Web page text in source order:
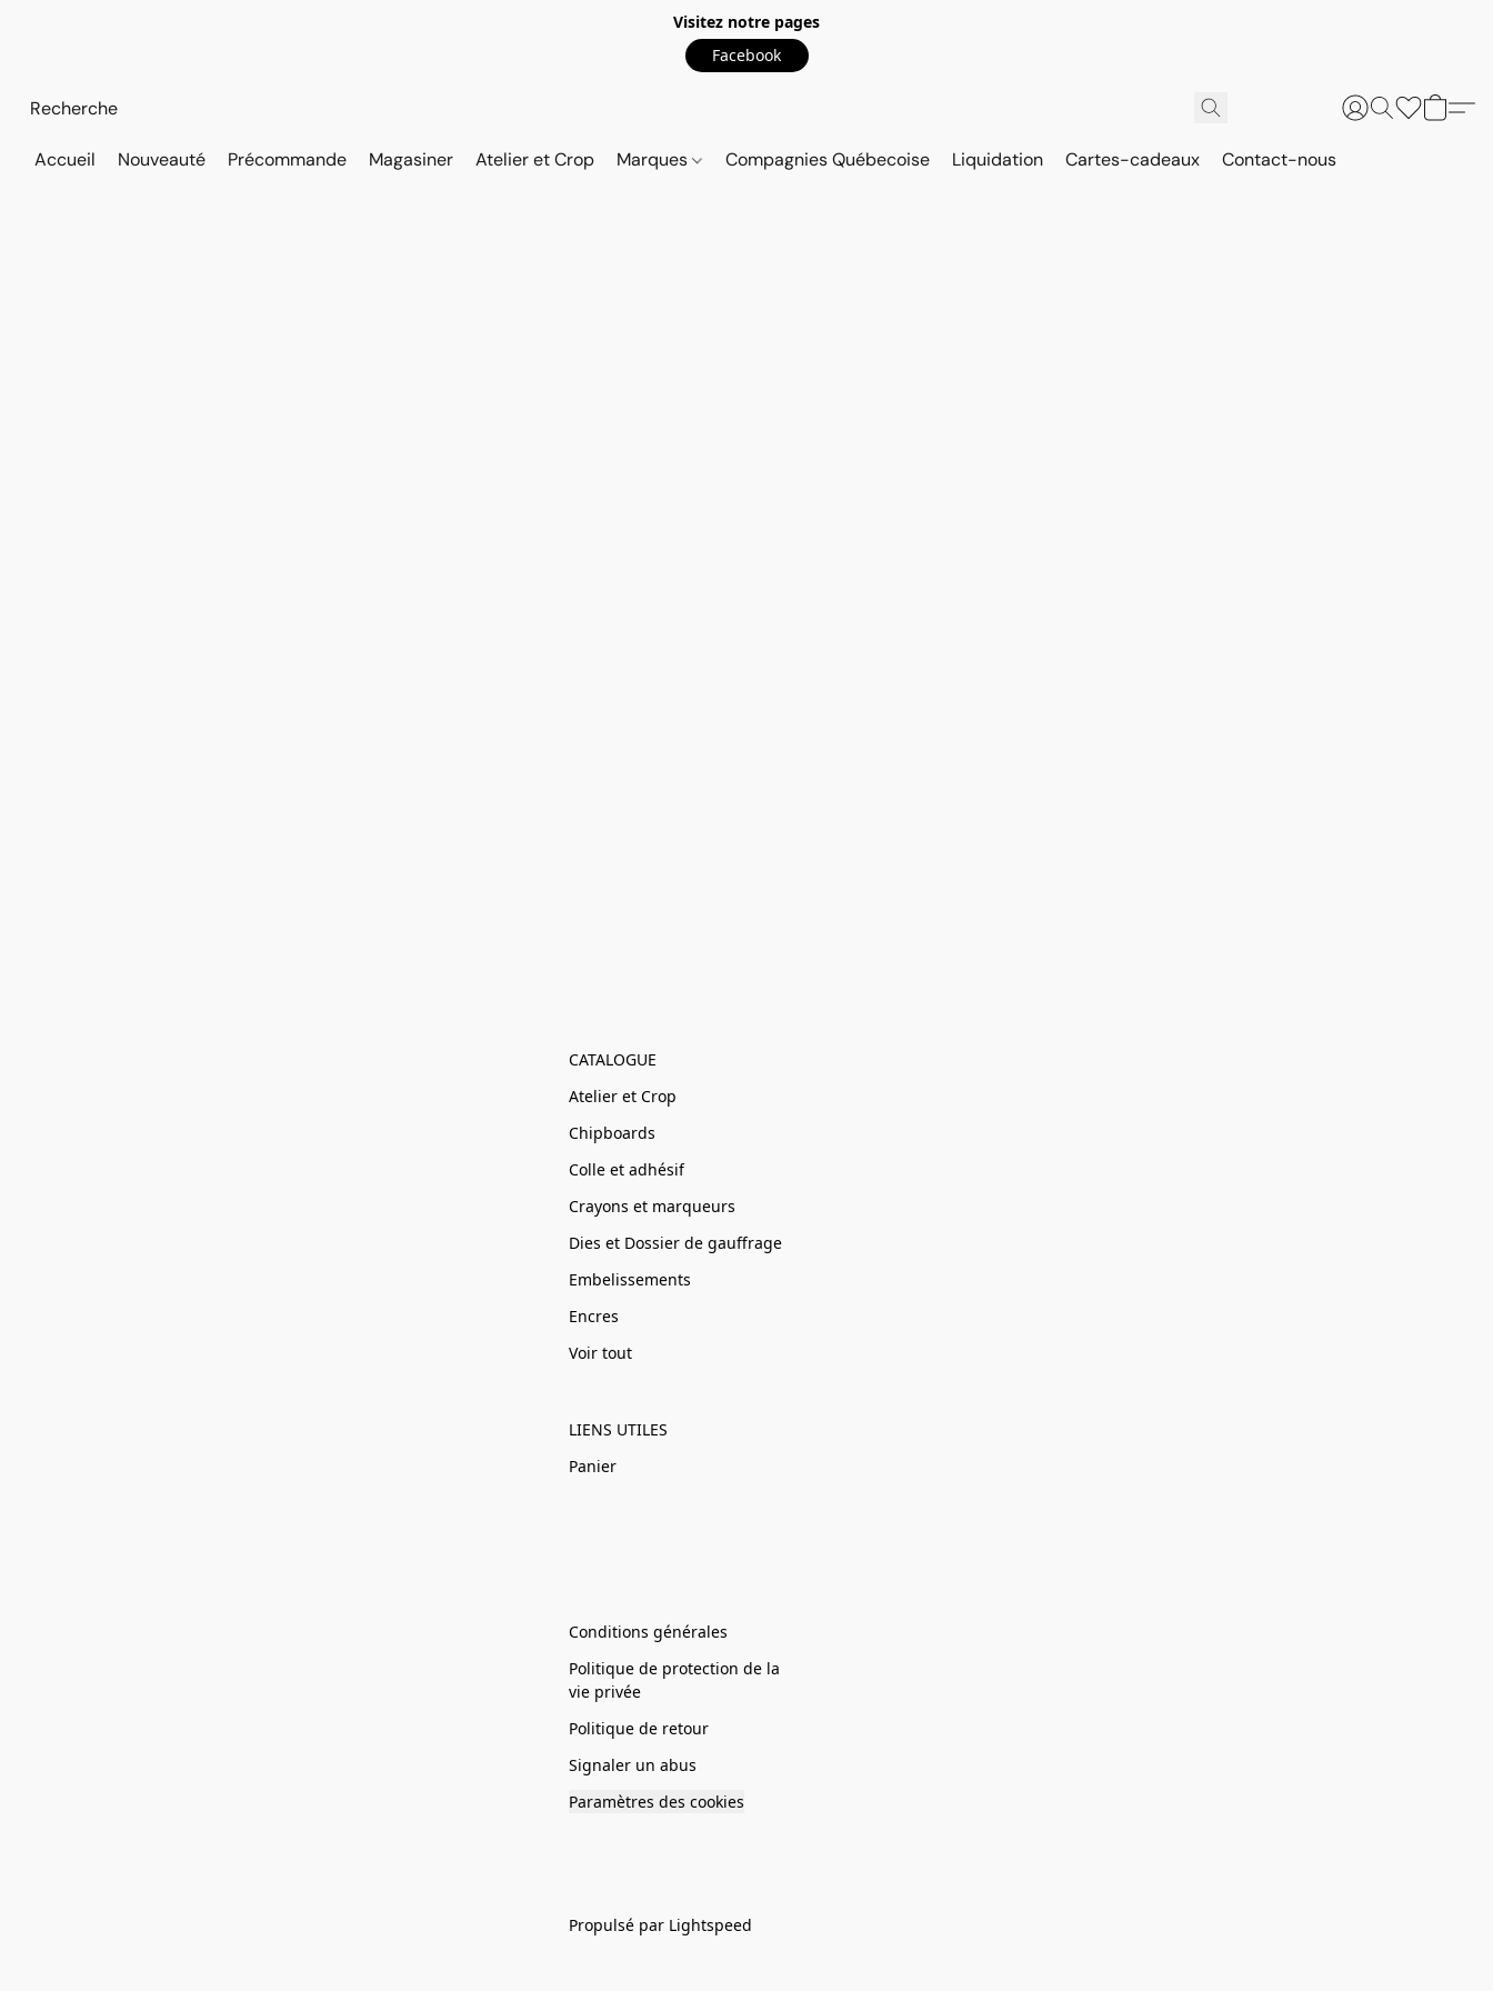
Visitez notre pages
Facebook
Accueil Nouveauté Précommande Magasiner Atelier et Crop Marques Compagnies Québecoise Liquidation Cartes-cadeaux Contact-nous
CATALOGUE
Atelier et Crop
Chipboards
Colle et adhésif
Crayons et marqueurs
Dies et Dossier de gauffrage
Embelissements
Encres
Voir tout
LIENS UTILES
Panier
Conditions générales
Politique de protection de la
vie privée
Politique de retour
Signaler un abus
Paramètres des cookies
Propulsé par Lightspeed